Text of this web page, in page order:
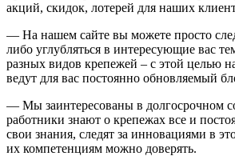
акций, скидок, лотерей для наших
— На нашем сайте вы можете просто
либо углубляться в интересующие вас
разных видов крепежей – с этой целью
ведут для вас постоянно обновляемый
— Мы заинтересованы в долгосрочном
работники знают о крепежах все и
свои знания, следят за инновациями в
их компетенциям можно доверять.